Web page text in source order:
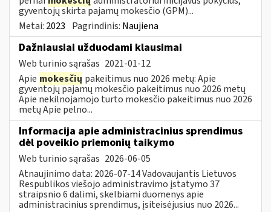
gyventojų skirta pajamų mokesčio (GPM)...
Metai: 2023 Pagrindinis: Naujiena
Dažniausiai užduodami klausimai
Web turinio sąrašas 2021-01-12
Apie mokesčių pakeitimus nuo 2026 metų: Apie
gyventojų pajamų mokesčio pakeitimus nuo 2026 metų
Apie nekilnojamojo turto mokesčio pakeitimus nuo 2026
metų Apie pelno...
Informacija apie administracinius sprendimus
dėl poveikio priemonių taikymo
Web turinio sąrašas 2026-06-05
Atnaujinimo data: 2026-07-14 Vadovaujantis Lietuvos
Respublikos viešojo administravimo įstatymo 37
straipsnio 6 dalimi, skelbiami duomenys apie
administracinius sprendimus, įsiteisėjusius nuo 2026...